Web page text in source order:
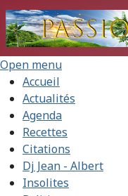
Open menu
Accueil
Actualités
Agenda
Recettes
Citations
Dj Jean - Albert
Insolites